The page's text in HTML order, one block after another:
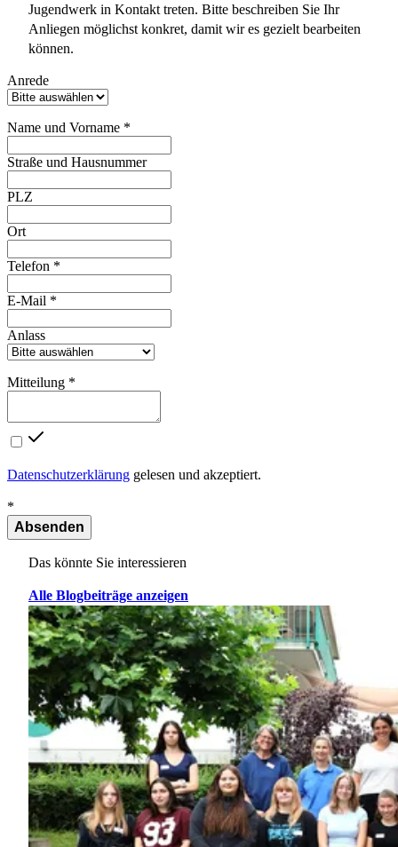
Jugendwerk in Kontakt treten. Bitte beschreiben Sie Ihr
Anliegen möglichst konkret, damit wir es gezielt bearbeiten
können.
Anrede
Name und Vorname *
Straße und Hausnummer
PLZ
Ort
Telefon *
E-Mail *
Anlass
Mitteilung *
Datenschutzerklärung gelesen und akzeptiert.
*
Absenden
Das könnte Sie interessieren
Alle Blogbeiträge anzeigen